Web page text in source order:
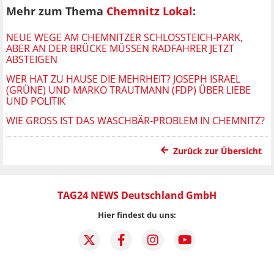
Mehr zum Thema Chemnitz Lokal:
NEUE WEGE AM CHEMNITZER SCHLOSSTEICH-PARK, A
BER AN DER BRÜCKE MÜSSEN RADFAHRER JETZT A
BSTEIGEN
WER HAT ZU HAUSE DIE MEHRHEIT? JOSEPH ISRAEL
(GRÜNE) UND MARKO TRAUTMANN (FDP) ÜBER LIEBE
UND POLITIK
WIE GROSS IST DAS WASCHBÄR-PROBLEM IN CHEMNITZ?
Zurück zur Übersicht
TAG24 NEWS Deutschland GmbH
Hier findest du uns: